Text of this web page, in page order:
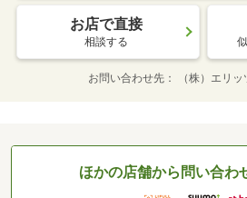
お店で直接
相談する
お問い合わせ先 （株）エリ
ほかの店舗から問い合わ